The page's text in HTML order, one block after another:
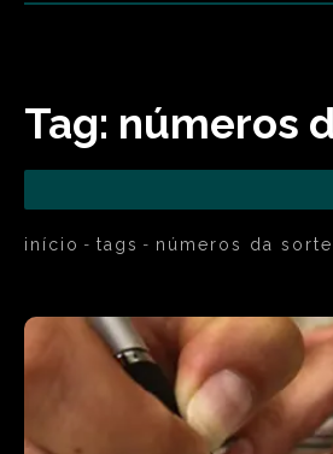
Tag: números
início tags números da sorte